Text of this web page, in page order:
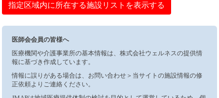
指定区域内に所在する施設リストを表示する
医師会会員の皆様へ
医療機関や介護事業所の基本情報は、株式会社ウェルネスの提供情
報に基づき作成しています。
情報に誤りがある場合は、お問い合わせ＞当サイトの施設情報の修
正依頼よりご連絡ください。